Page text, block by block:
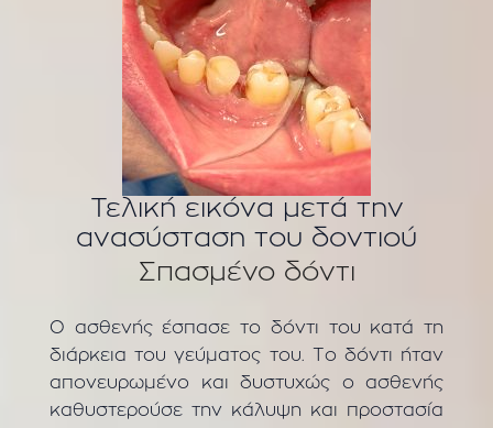
Τελική εικόνα μετά την
ανασύσταση του δοντιού
Σπασμένο δόντι
Ο ασθενής έσπασε το δόντι του κατά τη
διάρκεια του γεύματος του. Το δόντι ήταν
απονευρωμένο και δυστυχώς ο ασθενής
καθυστερούσε την κάλυψη και προστασία